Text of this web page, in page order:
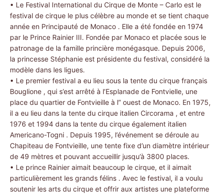
• Le Festival International du Cirque de Monte – Carlo est le
festival de cirque le plus célèbre au monde et se tient chaque
année en Principauté de Monaco . Elle a été fondée en 1974
par le Prince Rainier III. Fondée par Monaco et placée sous le
patronage de la famille princière monégasque. Depuis 2006,
la princesse Stéphanie est présidente du festival, considéré la
modèle dans les ligues.
• Le premier festival a eu lieu sous la tente du cirque français
Bouglione , qui s’est arrêté à l’Esplanade de Fontvielle, une
place du quartier de Fontvieille à l” ouest de Monaco. En 1975,
il a eu lieu dans la tente du cirque italien Circorama , et entre
1976 et 1994 dans la tente du cirque également italien
Americano-Togni . Depuis 1995, l’événement se déroule au
Chapiteau de Fontvieille, une tente fixe d’un diamètre intérieur
de 49 mètres et pouvant accueillir jusqu’à 3800 places.
• Le prince Rainier aimait beaucoup le cirque, et il aimait
particulièrement les grands félins . Avec le festival, il a voulu
soutenir les arts du cirque et offrir aux artistes une plateforme